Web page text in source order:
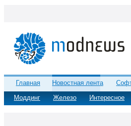
Главная
Новостная лента
Моддинг
Железо Интересное